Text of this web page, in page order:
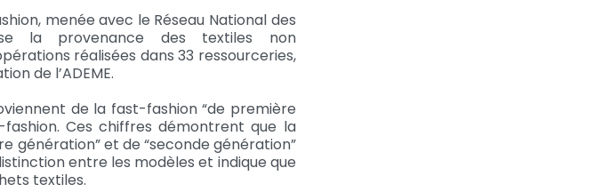
menée avec le Réseau National des
la provenance des textiles non
réalisées dans 33 ressourceries,
de l’ADEME.
de la fast-fashion “de première
Ces chiffres démontrent que la
génération” et de “seconde génération”
entre les modèles et indique que
textiles.